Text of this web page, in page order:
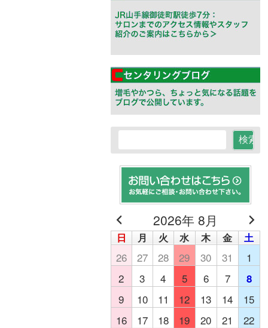
2026年 8月
日 月 火 水 木 金 土
26 27 28 29 30 31
1
2
3 4 5 6 7 8
9 10 11 12 13 14
15
16
17 18 19 20 21
22